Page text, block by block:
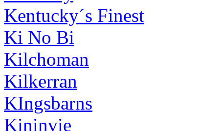
Kentucky´s Finest
Ki No Bi
Kilchoman
Kilkerran
KIngsbarns
Kininvie